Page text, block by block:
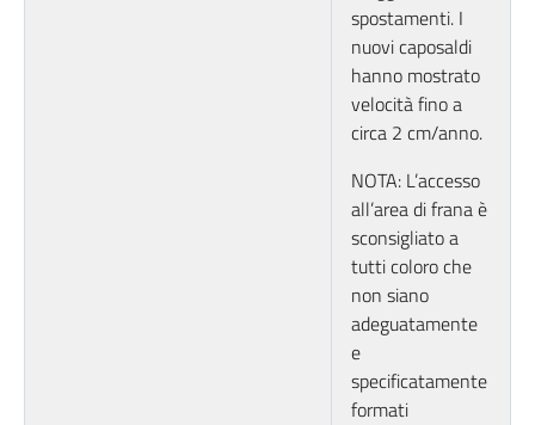
spostamenti. I
nuovi caposaldi
hanno mostrato
velocità fino a
circa 2 cm/anno.
NOTA: L’accesso
all’area di frana è
sconsigliato a
tutti coloro che
non siano
adeguatamente
e
specificatamente
formati